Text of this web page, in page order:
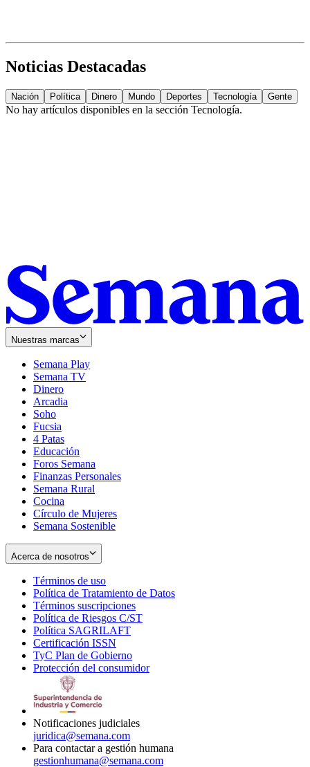
Noticias Destacadas
Nación Política Dinero Mundo Deportes Tecnología Gente
No hay artículos disponibles en la sección Tecnología.
Nuestras marcas
Semana Play
Semana TV
Dinero
Arcadia
Soho
in
new
window
Fucsia
in
new
window
4 Patas
Educación
Foros Semana
Finanzas Personales
Semana Rural
Cocina
Círculo de Mujeres
Semana Sostenible
Acerca de nosotros
Términos de uso
in
new
window
Política de Tratamiento de Datos
Términos suscripciones
in
Política de Riesgos C/ST
Política SAGRILAFT
new
window
Certificación ISSN
in
new
TyC Plan de Gobierno
in
Protección del consumidorOpens
Notificaciones judiciales
juridica@semana.com
Para contactar a gestión humana
gestionhumana@semana.com